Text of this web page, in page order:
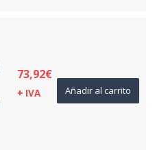
73,92€
+ IVA Añadir al carrito